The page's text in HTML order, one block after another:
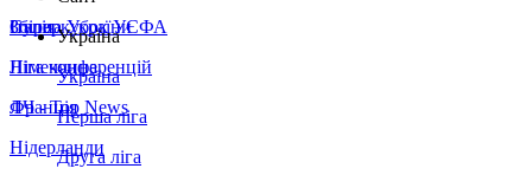
Збірна України
Італія
Німеччина
Франція
Нідерланди
Суперкубок УЄФА
Ліга конференцій
ЛЧ - Top News
Україна
Україна
Перша ліга
Друга ліга